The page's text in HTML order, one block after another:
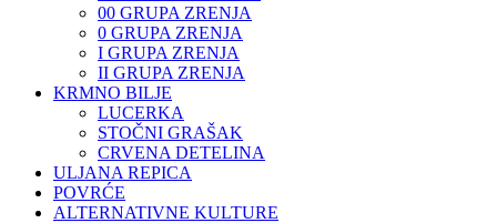
00 GRUPA ZRENJA
0 GRUPA ZRENJA
I GRUPA ZRENJA
II GRUPA ZRENJA
KRMNO BILJE
LUCERKA
STOČNI GRAŠAK
CRVENA DETELINA
ULJANA REPICA
POVRĆE
ALTERNATIVNE KULTURE